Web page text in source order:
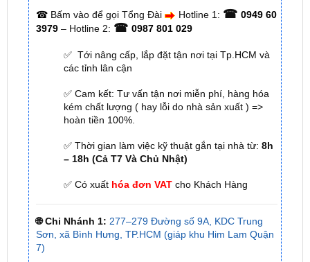
✅ Tới nâng cấp, lắp đặt tận nơi tại Tp.HCM và
các tỉnh lân cận
✅ Cam kết: Tư vấn tận nơi miễn phí, hàng hóa
kém chất lượng ( hay lỗi do nhà sản xuất ) =>
✅ Thời gian làm việc kỹ thuật gắn tại nhà từ:8h
– 18h (Cả T7 Và Chủ Nhật)
✅ Có xuấthóa đơn VATcho Khách Hàng
🌐 Chi Nhánh 1: 277–279 Đường số 9A, KDC Trung
🌐 Chi Nhánh 2: 93 Trương Định, Phường Thủ Dầu
Một, Tp.HCM (Bình Dương cũ)